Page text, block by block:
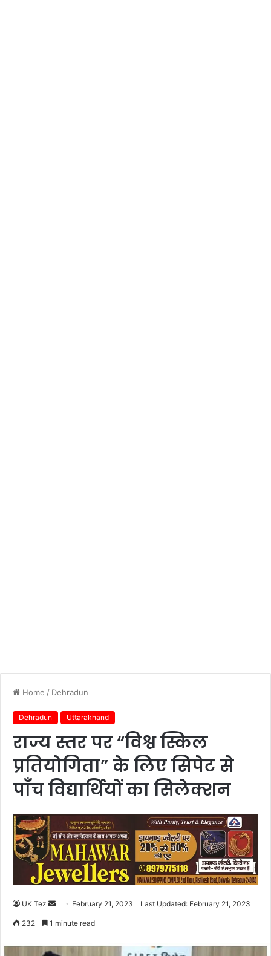
Home / Dehradun
Dehradun Uttarakhand
राज्य स्तर पर “विश्व स्किल
प्रतियोगिता” के लिए सिपेट से
पाँच विद्यार्थियों का सिलेक्शन
UK Tez
d
February 21, 2023 Last Updated: February 21, 2023
232 1 minute read